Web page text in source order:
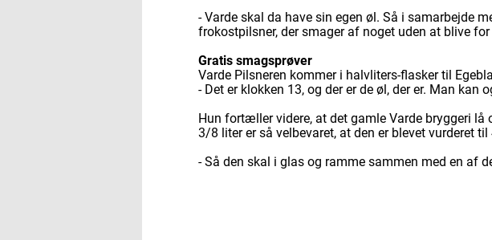
- Varde skal da have sin egen øl. Så i samarbejde
frokostpilsner, der smager af noget uden at blive
Gratis smagsprøver
Varde Pilsneren kommer i halvliters-flasker til
- Det er klokken 13, og der er de øl, der er. Man
Hun fortæller videre, at det gamle Varde bryggeri
3/8 liter er så velbevaret, at den er blevet vurderet til
- Så den skal i glas og ramme sammen med en af